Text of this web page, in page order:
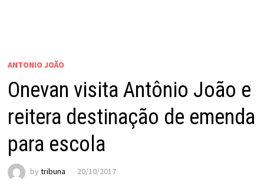
ANTONIO JOÃO
Onevan visita Antônio João e
reitera destinação de emenda
para escola
by tribuna 20/10/2017